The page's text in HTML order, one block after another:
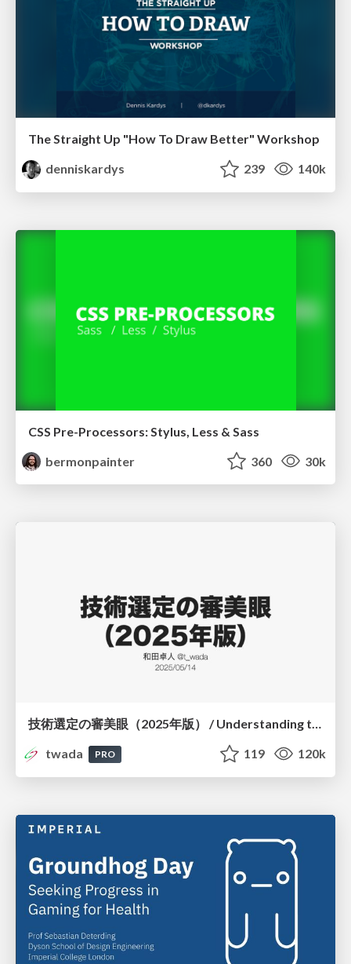
The Straight Up "How To Draw Better" Workshop
denniskardys
239 140k
CSS Pre-Processors: Stylus, Less & Sass
bermonpainter
360 30k
技術選定の審美眼（2025年版） / Understanding the Spiral of Technologies 2025 edition
twada
PRO 119 120k